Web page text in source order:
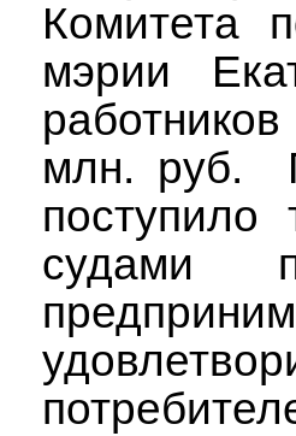
Комитета
мэрии
работников
млн. руб.
судами